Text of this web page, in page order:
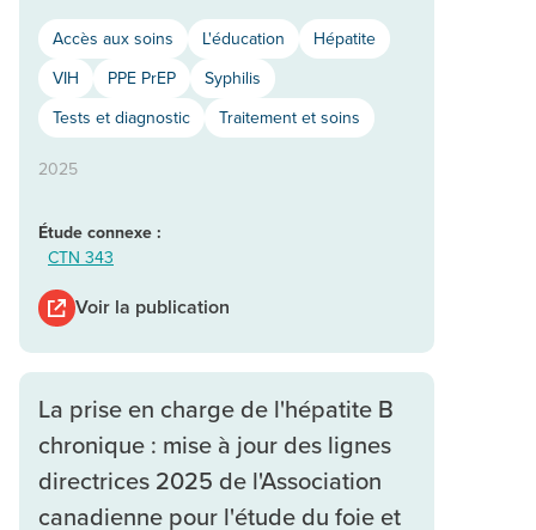
Accès aux soins L'éducation
Hépatite
VIH
PPE PrEP
Syphilis
Tests et diagnostic
Traitement et soins
2025
Étude connexe :
CTN 343
Voir la publication
La prise en charge de l'hépatite B
chronique : mise à jour des lignes
directrices 2025 de l'Association
canadienne pour l'étude du foie et